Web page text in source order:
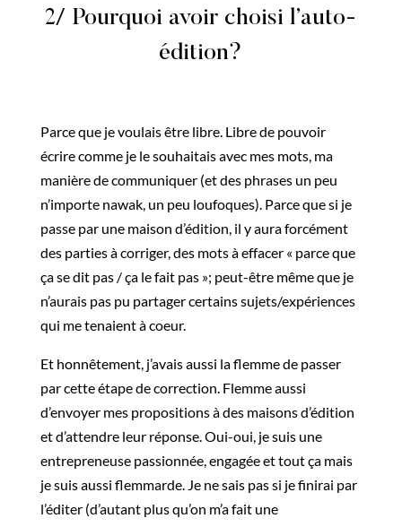
2/ Pourquoi avoir choisi l’auto-
édition?
Parce que je voulais être libre. Libre de pouvoir
écrire comme je le souhaitais avec mes mots, ma
manière de communiquer (et des phrases un peu
n’importe nawak, un peu loufoques). Parce que si je
passe par une maison d’édition, il y aura forcément
des parties à corriger, des mots à effacer « parce que
ça se dit pas / ça le fait pas »; peut-être même que je
n’aurais pas pu partager certains sujets/expériences
qui me tenaient à coeur.
Et honnêtement, j’avais aussi la flemme de passer
par cette étape de correction. Flemme aussi
d’envoyer mes propositions à des maisons d’édition
et d’attendre leur réponse. Oui-oui, je suis une
entrepreneuse passionnée, engagée et tout ça mais
je suis aussi flemmarde. Je ne sais pas si je finirai par
l’éditer (d’autant plus qu’on m’a fait une